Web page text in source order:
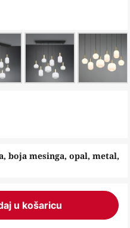
boja mesinga, opal, metal,
u košaricu